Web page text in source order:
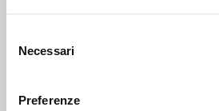
delNecessari
Preferenze